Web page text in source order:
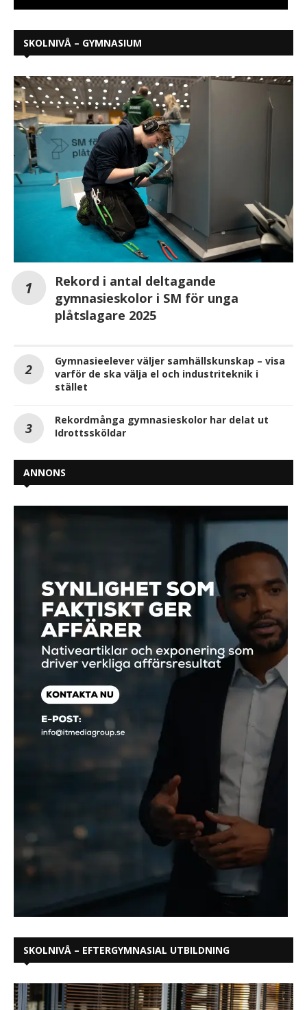
SKOLNIVÅ – GYMNASIUM
Rekord i antal deltagande
gymnasieskolor i SM för unga
plåtslagare 2025
Gymnasieelever väljer samhällskunskap – visa
varför de ska välja el och industriteknik i
stället
Rekordmånga gymnasieskolor har delat ut
Idrottssköldar
ANNONS
SKOLNIVÅ – EFTERGYMNASIAL UTBILDNING